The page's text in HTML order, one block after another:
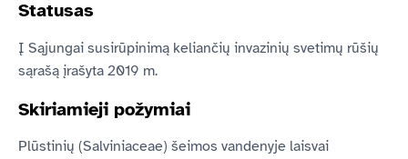
Statusas
Į Sąjungai susirūpinimą keliančių invazinių svetimų rūšių
sąrašą įrašyta 2019 m.
Skiriamieji požymiai
Plūstinių (Salviniaceae) šeimos vandenyje laisvai